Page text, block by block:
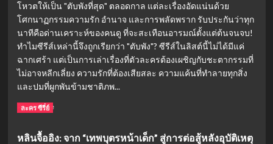
แห่ง
ความ
กล้า:
ชีวิต
“ถัง
เหว่
หลัง
แบน
โหวตให้เป็น "ตับพังที่สุด" ตลอดกาล แต่ละเรื่องอัดแน่นด้วย
โศกนาฏกรรมความรัก อำนาจ และการพลัดพราก รับประกันว่าทุก
นาทีคือด่านเคราะห์ของคนดู ที่จะสะเทือนอารมณ์ตั้งแต่ต้นจนจบ!
ทำไมซีรีส์เหล่านี้จึงถูกเรียกว่า "ตับพัง"? ซีรีส์ในลิสต์นี้ไม่ได้มีแค่
ฉากเศร้า แต่เป็นการเล่าเรื่องที่ตัวละครต้องเผชิญกับชะตากรรมที่
ไม่อาจหลีกเลี่ยง ความรักที่ต้องเสียสละ ความแค้นที่ทำลายทุกสิ่ง
และปมที่ผูกพันข้ามชาติภพ...
Read MoreRead
5
ละคร ซีรี่ย์
หลินจื้ออิง: จาก “เทพบุตรหน้าเด็ก” สู่การต่อสู้หลังอุบัติเหตุ